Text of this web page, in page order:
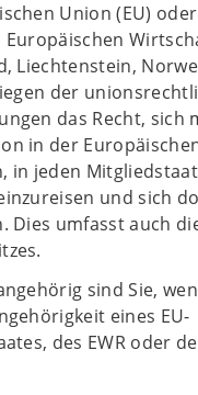
Union (EU)
Europäischen
Liechtenstein,
der
das Recht, sich
in der
in jeden
und sich
Dies umfasst auch
sind Sie,
eines EU-
des EWR oder